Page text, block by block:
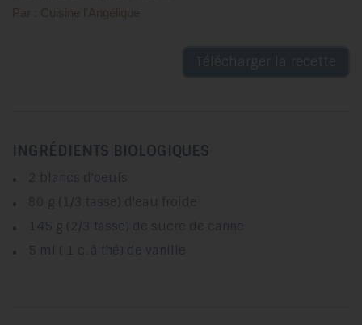
Par : Cuisine l'Angélique
INGRÉDIENTS BIOLOGIQUES
2 blancs d'oeufs
80 g (1/3 tasse) d'eau froide
145 g (2/3 tasse) de sucre de canne
5 ml ( 1 c. à thé) de vanille